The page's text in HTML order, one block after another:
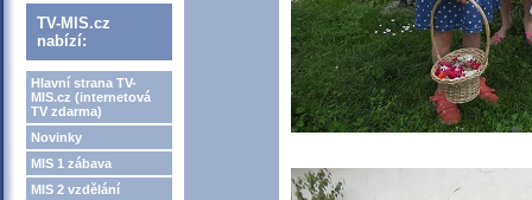
TV-MIS.cz
nabízí:
Hlavní strana TV-
MIS.cz (internetová
TV zdarma)
Novinky
MIS 1 zábava
MIS 2 vzdělání